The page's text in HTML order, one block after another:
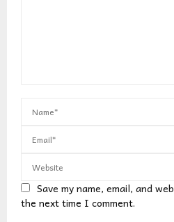
Save my name, email, and
the next time I comment.